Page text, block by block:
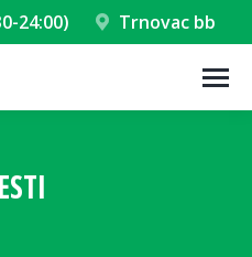
24:00) Trnovac bb